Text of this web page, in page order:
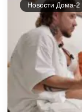
Новости Дома-2